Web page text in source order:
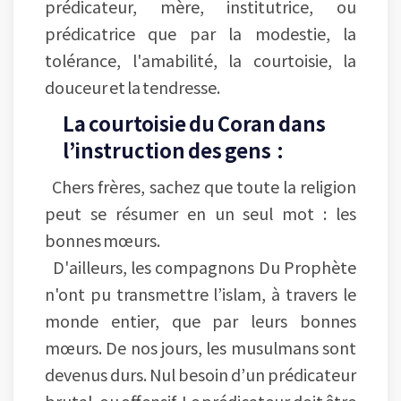
prédicateur, mère, institutrice, ou
prédicatrice que par la modestie, la
tolérance, l'amabilité, la courtoisie, la
douceur et la tendresse.
La courtoisie du Coran dans
l’instruction des gens :
Chers frères, sachez que toute la religion
peut se résumer en un seul mot : les
bonnes mœurs.
D'ailleurs, les compagnons Du Prophète
n'ont pu transmettre l’islam, à travers le
monde entier, que par leurs bonnes
mœurs. De nos jours, les musulmans sont
devenus durs. Nul besoin d’un prédicateur